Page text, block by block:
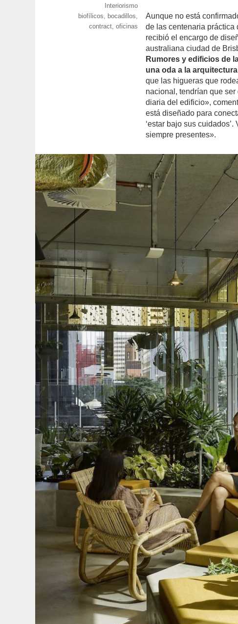
Aunque no está
de las centenaria práctica
recibió el encargo de
australiana ciudad de
Rumores y edificios de
una oda a la
que las higueras que
nacional, tendrían que
diaria del edificio»,
está diseñado para
‘estar bajo sus
siempre presentes».
el
Categorías
Interiorismo
Etiquetas
biofílicos, bocadillos,
contract,oficinas